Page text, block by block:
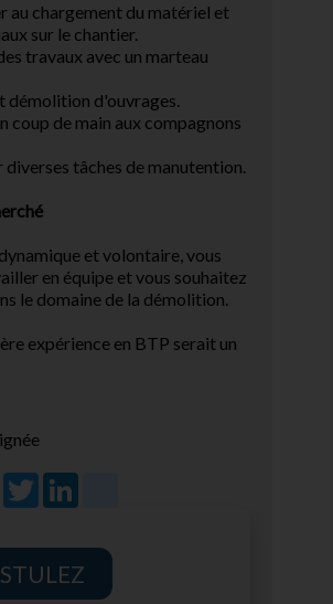
au chargement du matériel et
sur le chantier.
travaux avec un marteau
démolition d'ouvrages.
coup de main aux compagnons
tâches de manutention.
et volontaire, vous
en équipe et vous souhaitez
le domaine de la démolition.
expérience en BTP serait un
Facebook
Twitter